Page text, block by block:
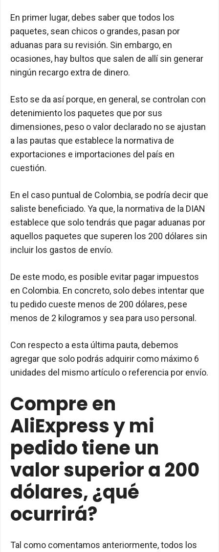
En primer lugar, debes saber que todos los
paquetes, sean chicos o grandes, pasan por
aduanas para su revisión. Sin embargo, en
ocasiones, hay bultos que salen de allí sin generar
ningún recargo extra de dinero.
Esto se da así porque, en general, se controlan con
detenimiento los paquetes que por sus
dimensiones, peso o valor declarado no se ajustan
a las pautas que establece la normativa de
exportaciones e importaciones del país en
cuestión.
En el caso puntual de Colombia, se podría decir que
saliste beneficiado. Ya que, la normativa de la DIAN
establece que solo tendrás que pagar aduanas por
aquellos paquetes que superen los 200 dólares sin
incluir los gastos de envío.
De este modo, es posible evitar pagar impuestos
en Colombia. En concreto, solo debes intentar que
tu pedido cueste menos de 200 dólares, pese
menos de 2 kilogramos y sea para uso personal.
Con respecto a esta última pauta, debemos
agregar que solo podrás adquirir como máximo 6
unidades del mismo artículo o referencia por envío.
Compre en
AliExpress y mi
pedido tiene un
valor superior a 200
dólares, ¿qué
ocurrirá?
Tal como comentamos anteriormente, todos los